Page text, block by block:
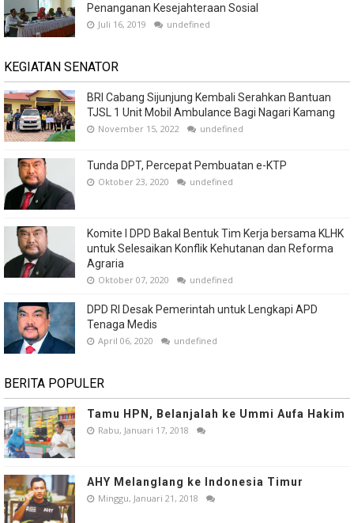
Penanganan Kesejahteraan Sosial
Juli 16, 2019 undefined
KEGIATAN SENATOR
BRI Cabang Sijunjung Kembali Serahkan Bantuan
TJSL 1 Unit Mobil Ambulance Bagi Nagari Kamang
November 15, 2022 undefined
Tunda DPT, Percepat Pembuatan e-KTP
Oktober 23, 2020 undefined
Komite I DPD Bakal Bentuk Tim Kerja bersama KLHK
untuk Selesaikan Konflik Kehutanan dan Reforma
Agraria
Oktober 07, 2020 undefined
DPD RI Desak Pemerintah untuk Lengkapi APD
Tenaga Medis
April 06, 2020 undefined
BERITA POPULER
Tamu HPN, Belanjalah ke Ummi Aufa Hakim
Rabu, Januari 17, 2018
AHY Melanglang ke Indonesia Timur
Minggu, Januari 21, 2018